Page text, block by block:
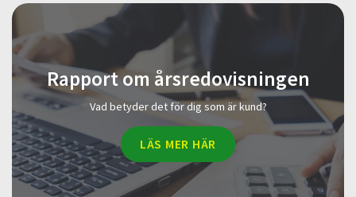
Rapport om årsredovisningen
Vad betyder det för dig som är kund?
LÄS MER HÄR